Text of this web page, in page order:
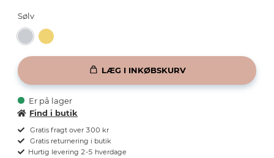
Sølv
LÆG I INKØBSKURV
Er på lager
Find i butik
Gratis fragt over 300 kr
Gratis returnering i butik
Hurtig levering 2-5 hverdage